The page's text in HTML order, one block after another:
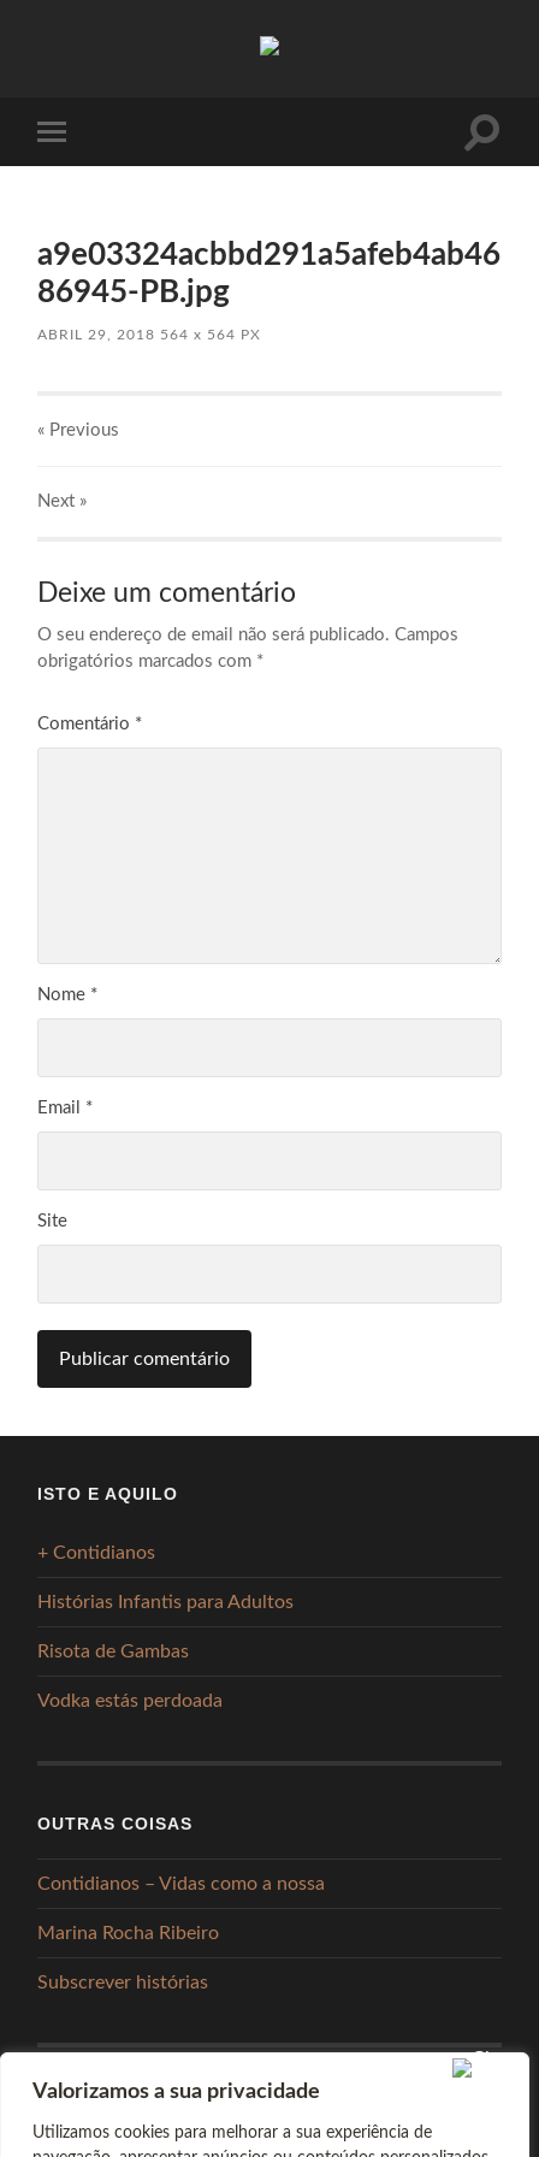
Valorizamos a sua privacidade
Utilizamos cookies para melhorar a sua experiência de
mobile
Toggle
a9e03324acbbd291a5afeb4ab46
86945-PB.jpg
ABRIL 29, 2018 564x 564 PX
« Previous
Next »
Deixe um comentário
O seu endereço de email não será publicado. Campos
obrigatórios marcados com *
Comentário *
Nome *
Email *
Site
ISTO E AQUILO
+ Contidianos
Histórias Infantis para Adultos
Risota de Gambas
Vodka estás perdoada
OUTRAS COISAS
Contidianos – Vidas como a nossa
Marina Rocha Ribeiro
Subscrever histórias